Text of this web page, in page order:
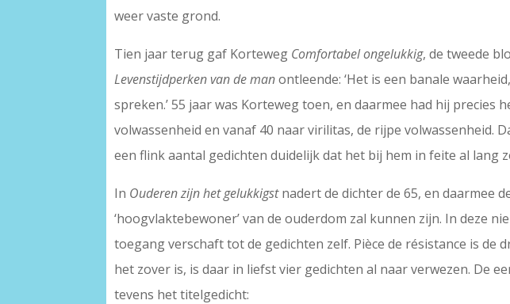
weer vaste grond.
Tien jaar terug gaf Korteweg Comfortabel ongelukkig, de tweede
Levenstijdperken van de manontleende: ‘Het is een banale
spreken.’ 55 jaar was Korteweg toen, en daarmee had hij
volwassenheid en vanaf 40 naar virilitas, de rijpe volwassenheid.
een flink aantal gedichten duidelijk dat het bij hem in feite al lang
In Ouderen zijn het gelukkigstnadert de dichter de 65, en daarmee
‘hoogvlaktebewoner’ van de ouderdom zal kunnen zijn. In deze
toegang verschaft tot de gedichten zelf. Pièce de résistance is de
het zover is, is daar in liefst vier gedichten al naar verwezen. De
tevens het titelgedicht: